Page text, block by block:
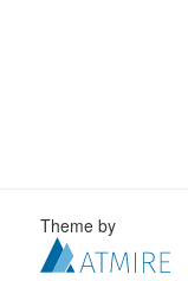
Theme by